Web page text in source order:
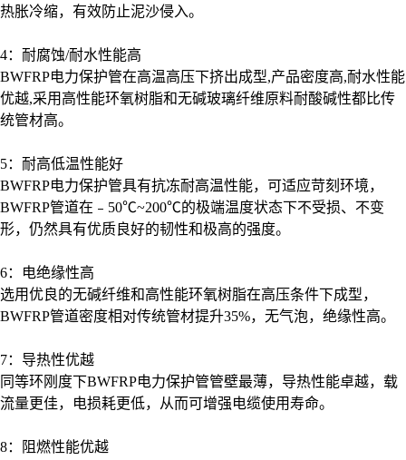
热胀冷缩，有效防止泥沙侵入。
4：耐腐蚀/耐水性能高
BWFRP电力保护管在高温高压下挤出成型,产品密度高,耐水性能
优越,采用高性能环氧树脂和无碱玻璃纤维原料耐酸碱性都比传
统管材高。
5：耐高低温性能好
BWFRP电力保护管具有抗冻耐高温性能，可适应苛刻环境，
BWFRP管道在﹣ 50℃~200℃的极端温度状态下不受损、不变
形，仍然具有优质良好的韧性和极高的强度。
6：电绝缘性高
选用优良的无碱纤维和高性能环氧树脂在高压条件下成型，
BWFRP管道密度相对传统管材提升35%，无气泡，绝缘性高。
7：导热性优越
同等环刚度下BWFRP电力保护管管壁最薄，导热性能卓越，载
流量更佳，电损耗更低，从而可增强电缆使用寿命。
8：阻燃性能优越